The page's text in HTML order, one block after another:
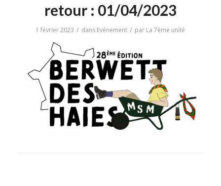
retour : 01/04/2023
1 février 2023 / dans Evénement / par La 7ème unité